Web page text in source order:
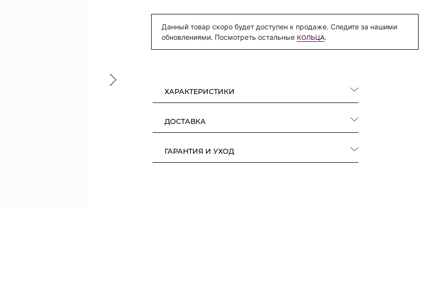
Данный товар скоро будет доступен к продаже. Следите за нашими
обновлениями. Посмотреть остальные КОЛЬЦА.
ХАРАКТЕРИСТИКИ
ДОСТАВКА
ГАРАНТИЯ И УХОД